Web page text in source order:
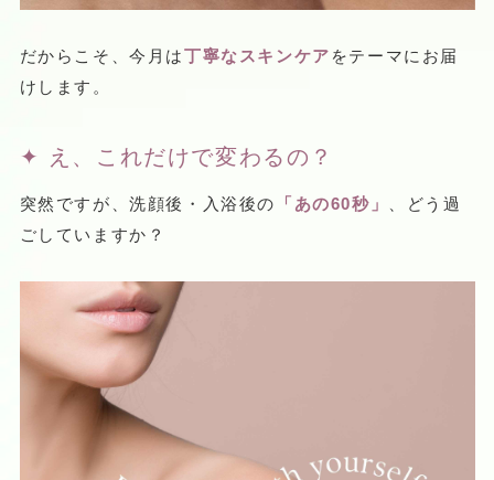
だからこそ、今月は丁寧なスキンケア をテーマにお届
けします。
✦ え、これだけで変わるの？
突然ですが、洗顔後・入浴後の 「あの60秒」
、どう過
ごしていますか？